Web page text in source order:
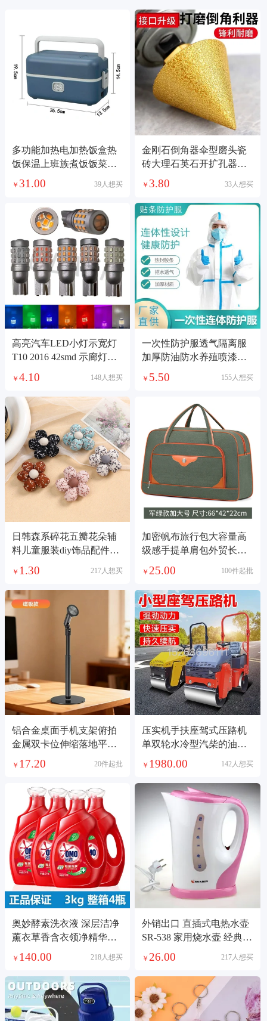
多功能加热电加热饭盒热
饭保温上班族煮饭饭菜电
热自热蒸煮神器充电保温
饭盒自热饭盒不锈钢餐具
五金充电加热保温饭盒
￥ 31.00 39人想买
金刚石倒角器伞型磨头瓷
砖大理石英石开扩孔器电
钻角磨机锥形钻头
￥ 3.80 33人想买
高亮汽车LED小灯示宽灯
T10 2016 42smd 示廊灯牌
￥ 4.10 148人想买
一次性防护服透气隔离服
加厚防油防水养殖喷漆全
￥ 5.50 155人想买
日韩森系碎花五瓣花朵辅
料儿童服装diy饰品配件发
￥ 1.30 217人想买
加密帆布旅行包大容量高
级感手提单肩包外贸长短
￥ 25.00 100件起批
铝合金桌面手机支架俯拍
金属双卡位伸缩落地平板
支架直播懒人支架
￥ 17.20 20件起批
压实机手扶座驾式压路机
单双轮水冷型汽柴的油压
路机混凝土路面公路
￥ 1980.00 142人想买
奥妙酵素洗衣液 深层洁净
薰衣草香含衣领净精华洗
衣液 多规格可选
￥ 140.00 218人想买
外销出口 直插式电热水壶
SR-538 家用烧水壶 经典款
电茶壶
￥26.00 217人想买